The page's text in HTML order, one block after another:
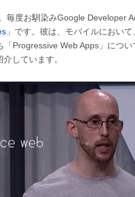
毎度お馴染みGoogle Developer
」です。彼は、モバイルにおいて
Progressive Web Apps」につ
しています。